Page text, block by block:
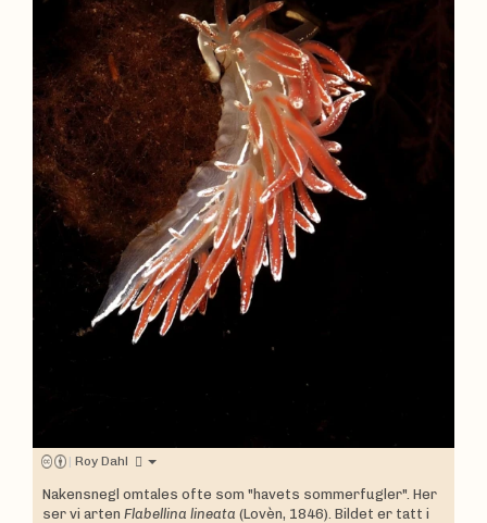
| Roy Dahl
Nakensnegl omtales ofte som "havets sommerfugler". Her
ser vi arten Flabellina lineata (Lovèn, 1846). Bildet er tatt i